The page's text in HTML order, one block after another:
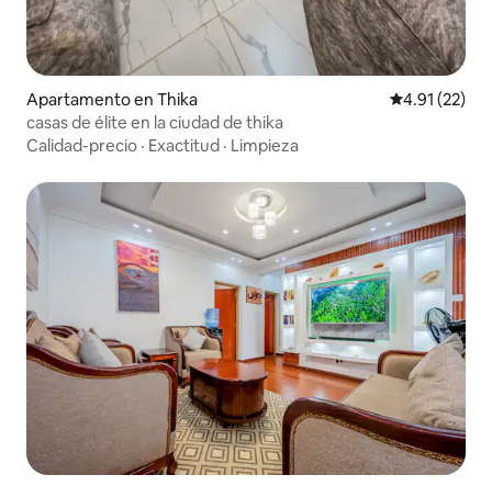
Apartamento en Thika Calificación
4.91 (22)
casas de élite en la ciudad de thika
Calidad-precio · Exactitud · Limpieza